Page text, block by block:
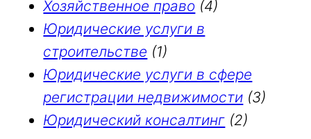
Хозяйственное право (4)
Юридические услуги в
строительстве (1)
Юридические услуги в сфере
регистрации недвижимости (3)
Юридический консалтинг (2)